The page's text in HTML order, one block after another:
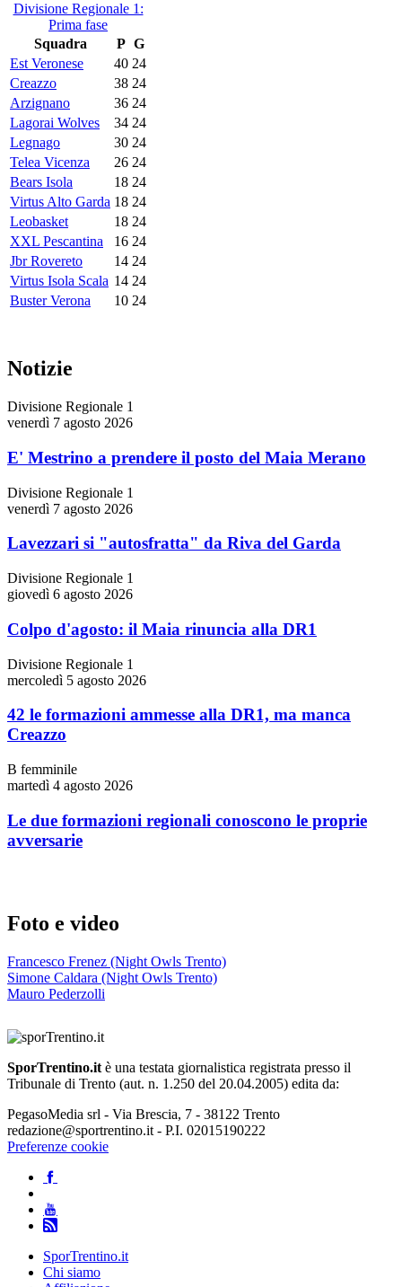
Divisione Regionale 1:
Prima fase
Squadra
P G
Est Veronese
40 24
Creazzo
38 24
Arzignano
36 24
Lagorai Wolves
34 24
Legnago
30 24
Telea Vicenza
26 24
Bears Isola
18 24
Virtus Alto Garda 18 24
Leobasket
18 24
XXL Pescantina
16 24
Jbr Rovereto
14 24
Virtus Isola Scala 14 24
Buster Verona
10 24
Notizie
Divisione Regionale 1
venerdì 7 agosto 2026
E' Mestrino a prendere il posto del Maia Merano
Divisione Regionale 1
venerdì 7 agosto 2026
Lavezzari si "autosfratta" da Riva del Garda
Divisione Regionale 1
giovedì 6 agosto 2026
Colpo d'agosto: il Maia rinuncia alla DR1
Divisione Regionale 1
mercoledì 5 agosto 2026
42 le formazioni ammesse alla DR1, ma manca
Creazzo
B femminile
martedì 4 agosto 2026
Le due formazioni regionali conoscono le proprie
avversarie
Foto e video
Francesco Frenez (Night Owls Trento)
Simone Caldara (Night Owls Trento)
Mauro Pederzolli
SporTrentino.it è una testata giornalistica registrata presso il
Tribunale di Trento (aut. n. 1.250 del 20.04.2005) edita da:
PegasoMedia srl - Via Brescia, 7 - 38122 Trento
redazione@sportrentino.it - P.I. 02015190222
Preferenze cookie
SporTrentino.it
Chi siamo